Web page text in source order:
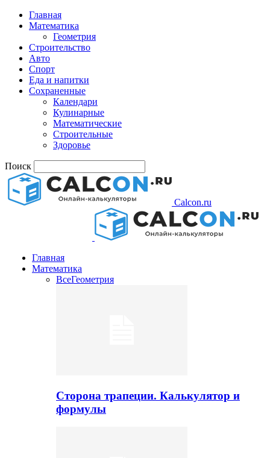
Главная
Математика
Геометрия
Строительство
Авто
Спорт
Еда и напитки
Сохраненные
Календари
Кулинарные
Математические
Строительные
Здоровье
Поиск
Calcon.ru
Главная
Математика
ВсеГеометрия
Сторона трапеции. Калькулятор и
формулы